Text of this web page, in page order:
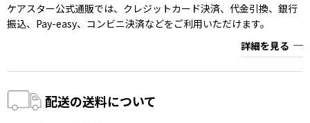
ケアスター公式通販では、クレジットカード決済、代金引換、銀行
振込、Pay-easy、コンビニ決済などをご利用いただけます。
詳細を見る
配送の送料について